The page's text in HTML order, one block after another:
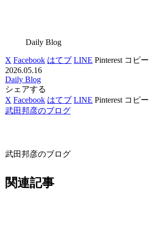
Daily Blog
X Facebook はてブ LINE Pinterest コピー
2026.05.16
Daily Blog
シェアする
X Facebook はてブ LINE Pinterest コピー
武田邦彦のブログ
武田邦彦のブログ
関連記事